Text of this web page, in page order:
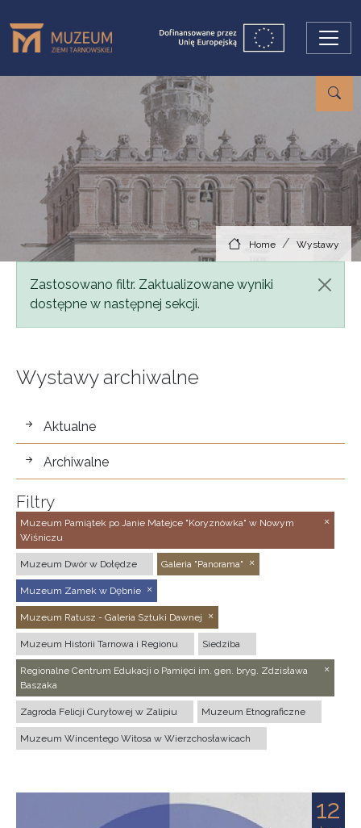
Home Wystawy
Status message
Zastosowano filtr. Zaktualizowane wyniki
dostępne w następnej sekcji.
Wystawy archiwalne
wystawy
Aktualne
Archiwalne
Filtry
Muzeum Pamiątek po Janie Matejce "Koryznówka" w Nowym
Wiśniczu
Muzeum Dwór w Dołędze Galeria "Panorama"
Muzeum Zamek w Dębnie
Muzeum Ratusz - Galeria Sztuki Dawnej
Muzeum Historii Tarnowa i Regionu Siedziba
Regionalne Centrum Edukacji o Pamięci im. gen. bryg. Zdzisława
Baszaka
Zagroda Felicji Curyłowej w Zalipiu Muzeum Etnograficzne
Muzeum Wincentego Witosa w Wierzchosławicach
12